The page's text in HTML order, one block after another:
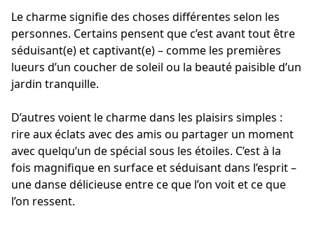
Le charme signifie des choses différentes selon les
personnes. Certains pensent que c’est avant tout être
séduisant(e) et captivant(e) – comme les premières
lueurs d’un coucher de soleil ou la beauté paisible d’un
jardin tranquille.
D’autres voient le charme dans les plaisirs simples :
rire aux éclats avec des amis ou partager un moment
avec quelqu’un de spécial sous les étoiles. C’est à la
fois magnifique en surface et séduisant dans l’esprit –
une danse délicieuse entre ce que l’on voit et ce que
l’on ressent.